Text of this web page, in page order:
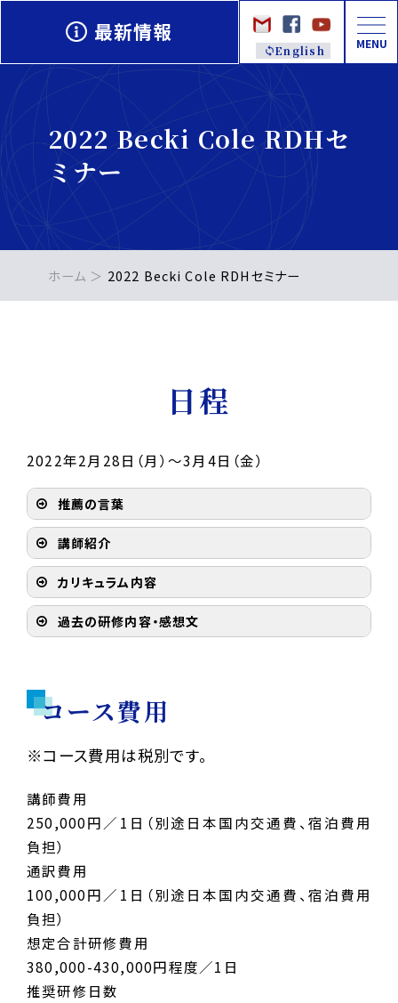
MENU
English
最新情報
2022 Becki Cole RDHセ
ミナー
ホーム 2022 Becki Cole RDHセミナー
日程
2022年2月28日（月）～3月4日（金）
推薦の言葉
講師紹介
自己紹介
カリキュラム内容
過去の研修内容・感想文
コース費用
※コース費用は税別です。
講師費用
250,000円／1日（別途日本国内交通費、宿泊費用
負担）
通訳費用
100,000円／1日（別途日本国内交通費、宿泊費用
負担）
想定合計研修費用
380,000-430,000円程度／1日
推奨研修日数